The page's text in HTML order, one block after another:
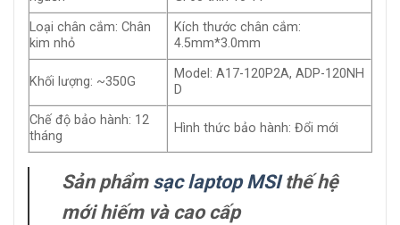
Loại chân cắm: Chân
kim nhỏ
Kích thước chân cắm:
4.5mm*3.0mm
Khối lượng: ~350G
Model: A17-120P2A, ADP-120NH
D
Chế độ bảo hành: 12
tháng
Hình thức bảo hành: Đổi mới
Sản phẩm sạc laptop MSIthế hệ
mới hiếm và cao cấp